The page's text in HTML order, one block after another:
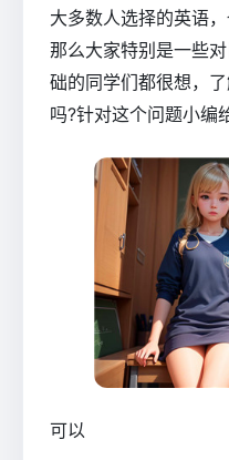
大多数人选择的英语
那么大家特别是一些
础的同学们都很想，
吗?针对这个问题小编
可以